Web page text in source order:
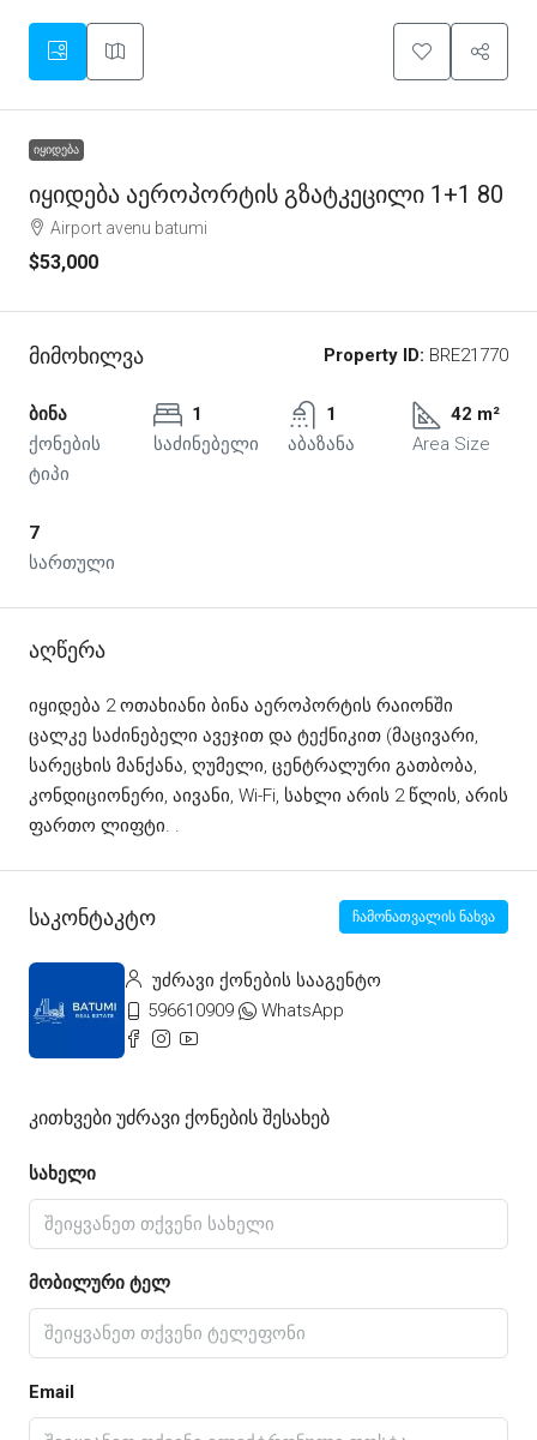
ᲘᲧᲘᲓᲔᲑᲐ
Იყიდება Აეროპორტის Გზატკეცილი 1+1 80
Airport avenu batumi
$53,000
Მიმოხილვა Property ID: BRE21770
ბინა
ქონების
ტიპი
1
საძინებელი
1
აბაზანა
42 m²
Area Size
7
სართული
Აღწერა
იყიდება 2 ოთახიანი ბინა აეროპორტის რაიონში
ცალკე საძინებელი ავეჯით და ტექნიკით (მაცივარი,
სარეცხის მანქანა, ღუმელი, ცენტრალური გათბობა,
კონდიციონერი, აივანი, Wi-Fi, სახლი არის 2 წლის, არის
ფართო ლიფტი. .
Საკონტაკტო ჩამონათვალის ნახვა
უძრავი ქონების სააგენტო
596610909
WhatsApp
Კითხვები Უძრავი Ქონების Შესახებ
სახელი
მობილური ტელ
Email